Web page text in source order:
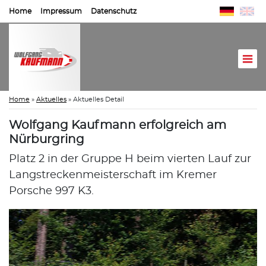
Home Impressum Datenschutz
Home » Aktuelles » Aktuelles Detail
Wolfgang Kaufmann erfolgreich am
Nürburgring
Platz 2 in der Gruppe H beim vierten Lauf zur
Langstreckenmeisterschaft im Kremer
Porsche 997 K3.